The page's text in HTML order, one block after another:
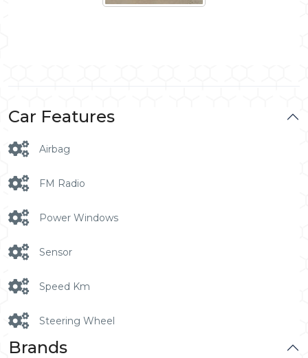
Car Features
Airbag
FM Radio
Power Windows
Sensor
Speed Km
Steering Wheel
Brands